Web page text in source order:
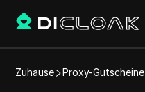
Zuhause Proxy-Gutscheine